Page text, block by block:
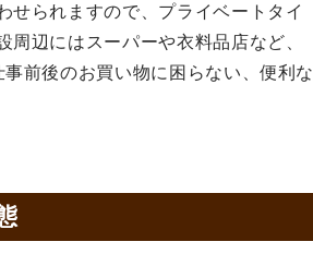
せられますので、プライベートタイ
辺にはスーパーや衣料品店など、
前後のお買い物に困らない、便利な